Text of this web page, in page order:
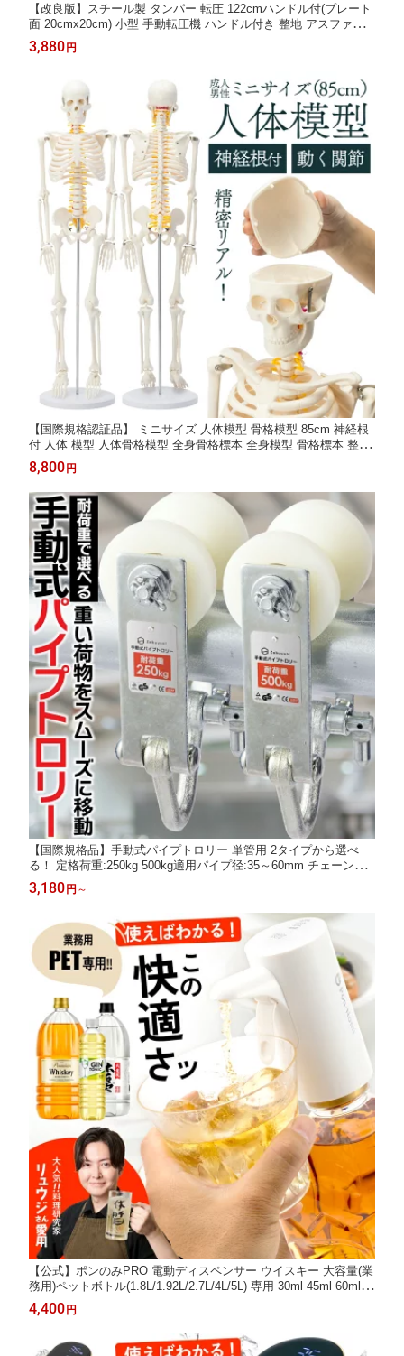
【改良版】スチール製 タンパー 転圧 122cmハンドル付(プレート
面 20cmx20cm) 小型 手動転圧機 ハンドル付き 整地 アスファル
トタンパー 四角ランマー 高耐久 舗装 転圧プレート
3,880円
【国際規格認証品】 ミニサイズ 人体模型 骨格模型 85cm 神経根
付 人体 模型 人体骨格模型 全身骨格標本 全身模型 骨格標本 整体
学習用 教育用 医療用 整体院 授業用 展示用 可動関節 大学 研究室
病院 可動
8,800円
【国際規格品】手動式パイプトロリー 単管用 2タイプから選べ
る！ 定格荷重:250kg 500kg適用パイプ径:35～60mm チェーンブ
ロック用 レバーホイスト用 0.25t 0.5t 回転式キャスター付
3,180円 ～
【公式】ポンのみPRO 電動ディスペンサー ウイスキー 大容量(業
務用)ペットボトル(1.8L/1.92L/2.7L/4L/5L) 専用 30ml 45ml 60ml＋
無制限の4種から注出量が選べる プロ仕様 ハイボール ウイスキー
ポンプ ポンプ ぽんのみ お酒 定量 ポンのみ 焼酎 カクテルコンク
4,400円